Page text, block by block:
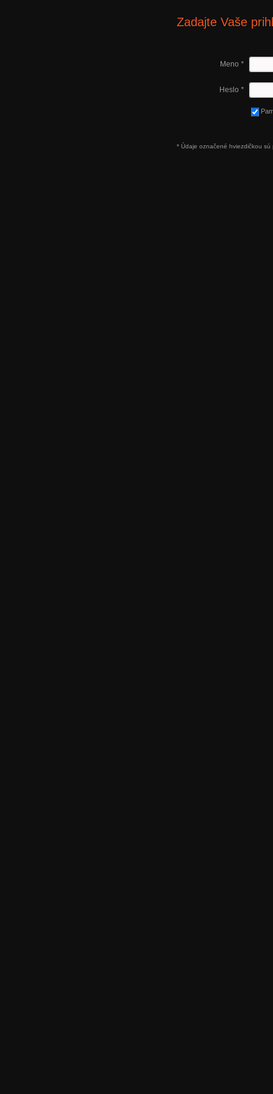
Zadajte Vaše
Meno *
Heslo *
* Údaje označené hviezdičkou sú